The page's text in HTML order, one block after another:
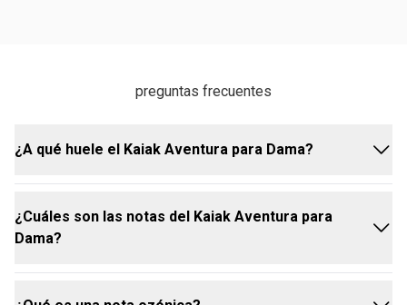
preguntas frecuentes
¿A qué huele el Kaiak Aventura para Dama?
El Kaiak Aventura para Dama es una fragancia
acuosa moderada que evoca la agitación de los
¿Cuáles son las notas del Kaiak Aventura para
Dama?